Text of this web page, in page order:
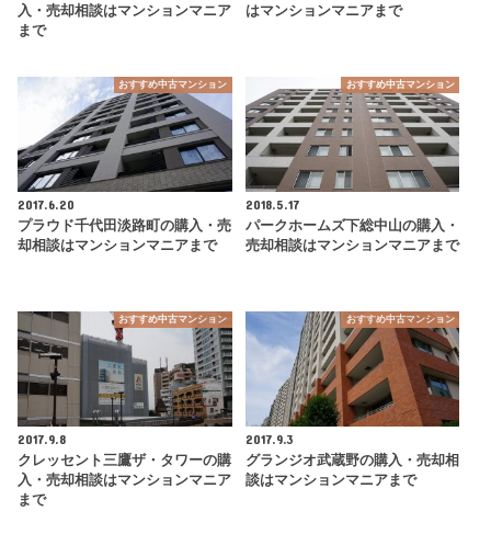
入・売却相談はマンションマニア
まで
はマンションマニアまで
おすすめ中古マンション
2017.6.20
プラウド千代田淡路町の購入・売
却相談はマンションマニアまで
おすすめ中古マンション
2018.5.17
パークホームズ下総中山の購入・
売却相談はマンションマニアまで
おすすめ中古マンション
2017.9.8
クレッセント三鷹ザ・タワーの購
入・売却相談はマンションマニア
まで
おすすめ中古マンション
2017.9.3
グランジオ武蔵野の購入・売却相
談はマンションマニアまで